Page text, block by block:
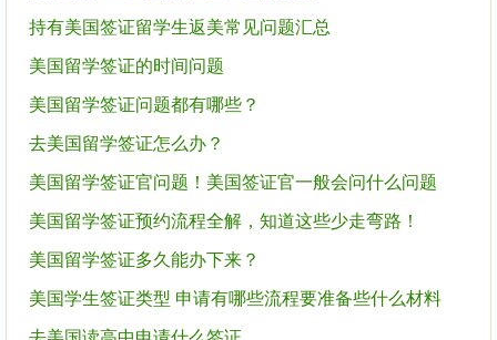
持有美国签证留学生返美常见问题汇总
美国留学签证的时间问题
美国留学签证问题都有哪些？
去美国留学签证怎么办？
美国留学签证官问题！美国签证官一般会问什么问题
美国留学签证预约流程全解，知道这些少走弯路！
美国留学签证多久能办下来？
美国学生签证类型 申请有哪些流程要准备些什么材料